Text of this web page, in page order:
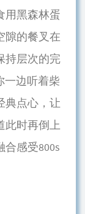
用黑森林蛋
隙的餐叉在
持层次的完
一边听着柴
典点心，让
此时再倒上
感受800s